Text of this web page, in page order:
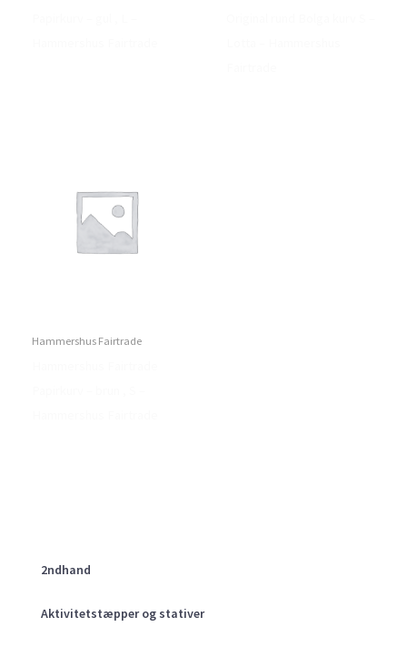
2ndhand
Aktivitetstæpper og stativer
Hammershus Fairtrade